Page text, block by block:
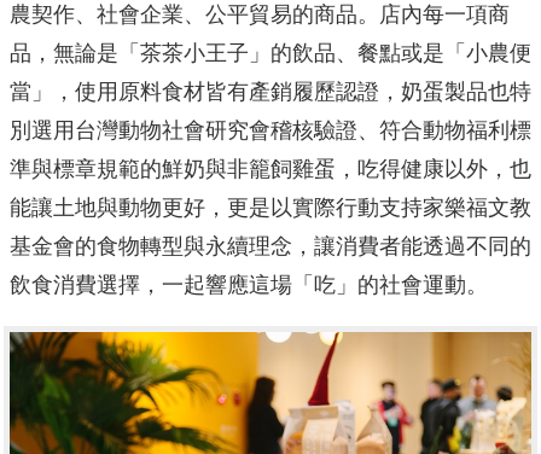
農契作、社會企業、公平貿易的商品。店內每一項商
品，無論是「茶茶小王子」的飲品、餐點或是「小農便
當」，使用原料食材皆有產銷履歷認證，奶蛋製品也特
別選用台灣動物社會研究會稽核驗證、符合動物福利標
準與標章規範的鮮奶與非籠飼雞蛋，吃得健康以外，也
能讓土地與動物更好，更是以實際行動支持家樂福文教
基金會的食物轉型與永續理念，讓消費者能透過不同的
飲食消費選擇，一起響應這場「吃」的社會運動。